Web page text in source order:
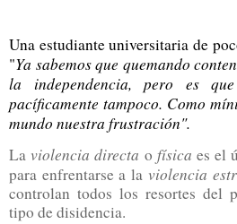
Una estudiante universitaria de
"Ya sabemos que quemando
la independencia, pero es
pacíficamente tampoco. Como
mundo nuestra frustración".
Laviolencia directa o física es el
para enfrentarse a la violencia
controlan todos los resortes del
tipo de disidencia.